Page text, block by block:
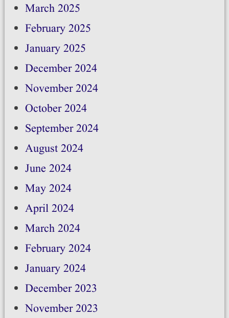
March 2025
February 2025
January 2025
December 2024
November 2024
October 2024
September 2024
August 2024
June 2024
May 2024
April 2024
March 2024
February 2024
January 2024
December 2023
November 2023